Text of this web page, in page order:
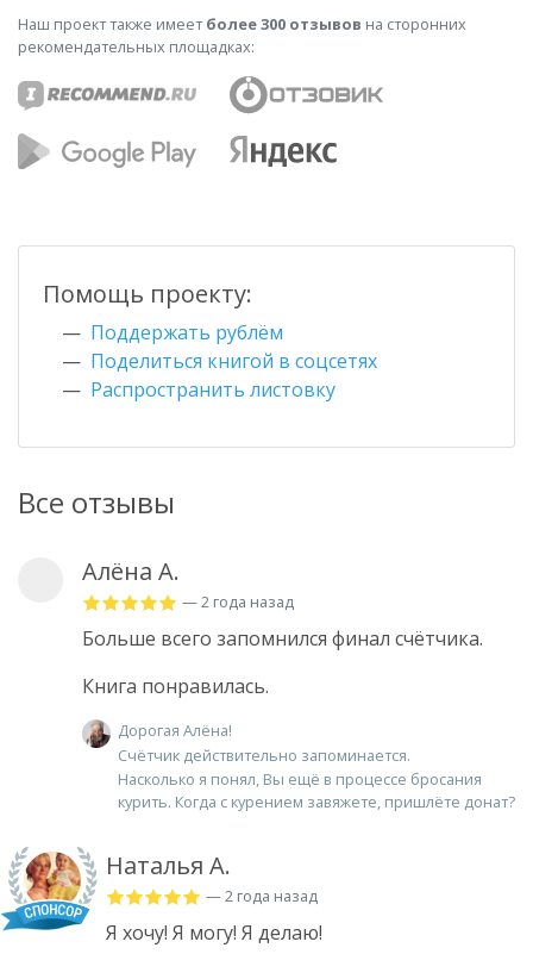
Все отзывы
Алёна А.
— 2 года назад
Больше всего запомнился финал счётчика.
Книга понравилась.
Дорогая Алёна!
Счётчик действительно запоминается.
Насколько я понял, Вы ещё в процессе бросания
курить. Когда с курением завяжете, пришлёте донат?
Наталья А.
— 2 года назад
Я хочу! Я могу! Я делаю!
Наш проект также имеетболее 300 отзывов на сторонних
рекомендательных площадках:
Помощь проекту:
Поддержать рублём
Поделиться книгой в соцсетях
Распространить листовку